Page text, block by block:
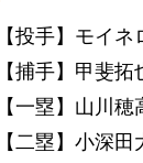
【投手】モイ
【捕手】甲斐
【一塁】山川
【二塁】小深